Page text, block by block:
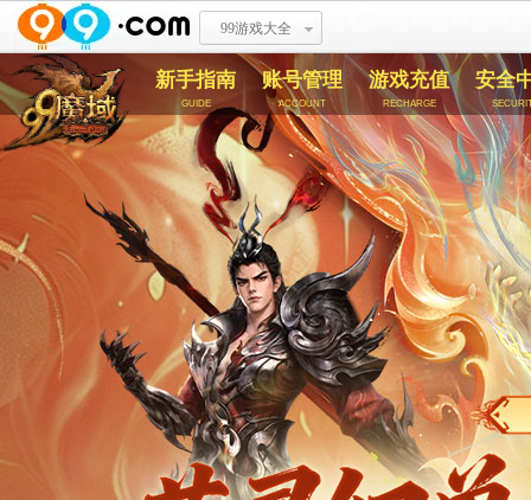
99游戏大全
新手指南
guide
账号管理
account
游戏充值
recharge
安全